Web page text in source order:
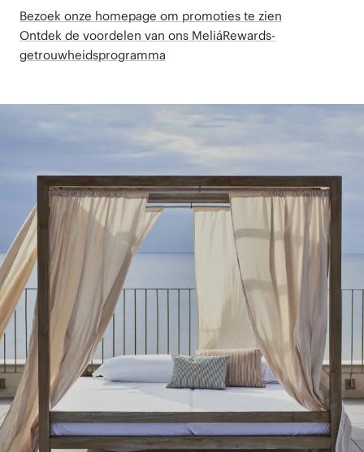
Bezoek onze homepage om promoties te zien
Ontdek de voordelen van ons MeliáRewards-
getrouwheidsprogramma